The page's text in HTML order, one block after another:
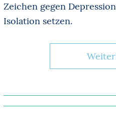
Zeichen gegen
Isolation setzen.